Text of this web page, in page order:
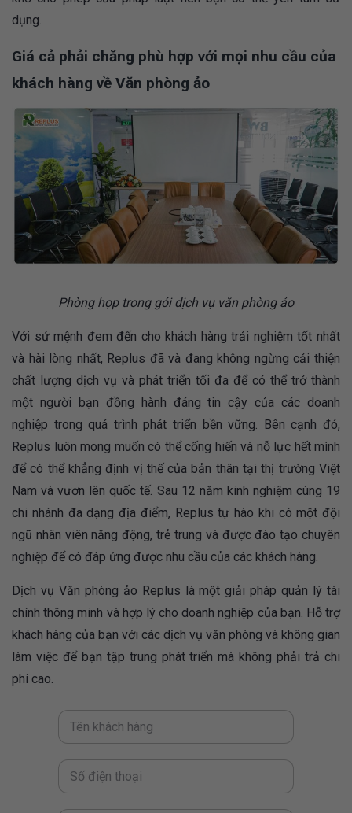
dụng.
Giá cả phải chăng phù hợp với mọi nhu cầu của
khách hàng về Văn phòng ảo
Phòng họp trong gói dịch vụ văn phòng ảo
Với sứ mệnh đem đến cho khách hàng trải nghiệm tốt nhất
và hài lòng nhất, Replus đã và đang không ngừng cải thiện
chất lượng dịch vụ và phát triển tối đa để có thể trở thành
một người bạn đồng hành đáng tin cậy của các doanh
nghiệp trong quá trình phát triển bền vững. Bên cạnh đó,
Replus luôn mong muốn có thể cống hiến và nỗ lực hết mình
để có thể khẳng định vị thế của bản thân tại thị trường Việt
Nam và vươn lên quốc tế. Sau 12 năm kinh nghiệm cùng 19
chi nhánh đa dạng địa điểm, Replus tự hào khi có một đội
ngũ nhân viên năng động, trẻ trung và được đào tạo chuyên
nghiệp để có đáp ứng được nhu cầu của các khách hàng.
Dịch vụ Văn phòng ảo Replus là một giải pháp quản lý tài
chính thông minh và hợp lý cho doanh nghiệp của bạn. Hỗ trợ
khách hàng của bạn với các dịch vụ văn phòng và không gian
làm việc để bạn tập trung phát triển mà không phải trả chi
phí cao.